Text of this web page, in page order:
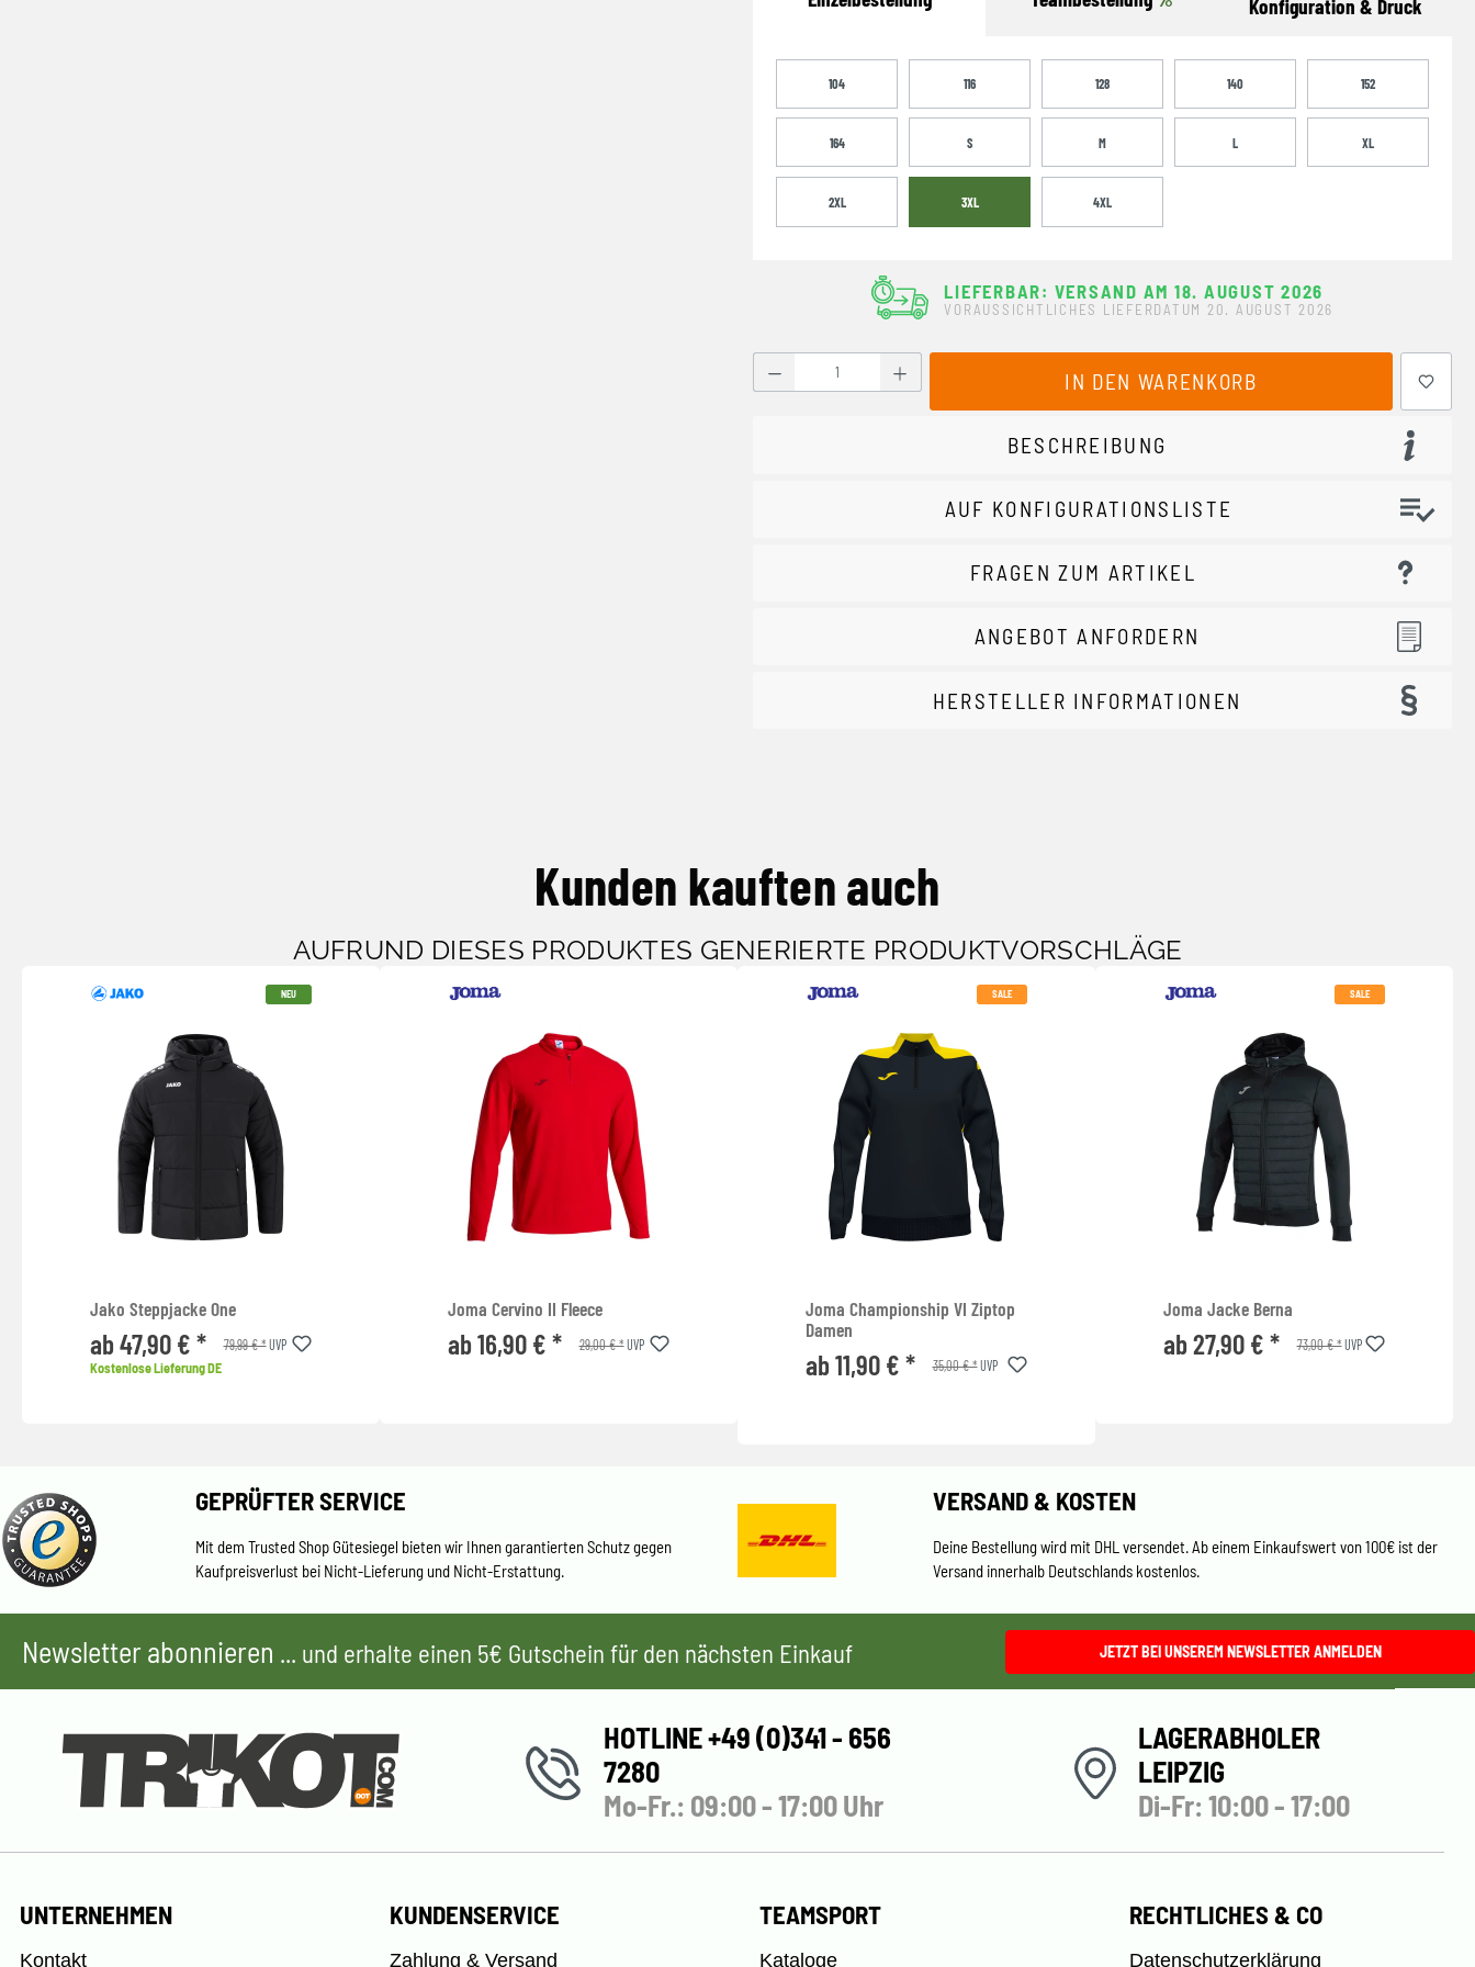
Konfiguration & Druck
104 116 128 140 152
164 S M L XL
2XL 3XL 4XL
LIEFERBAR: VERSAND AM 18. AUGUST 2026
VORAUSSICHTLICHES LIEFERDATUM 20. AUGUST 2026
Produkt Anzahl: Gib den gewünschten Wert ein oder benutze die Schaltflächen
IN DEN WARENKORB
BESCHREIBUNG
AUF KONFIGURATIONSLISTE
FRAGEN ZUM ARTIKEL
ANGEBOT ANFORDERN
HERSTELLER INFORMATIONEN
Kunden kauften auch
AUFRUND DIESES PRODUKTES GENERIERTE PRODUKTVORSCHLÄGE
NEU
Jako Steppjacke One
ab 47,90 € * 79,99 € *UVP
Kostenlose Lieferung DE
Joma Cervino II Fleece
ab 16,90 € * 29,00 € *UVP
SALE
Joma Championship VI Ziptop
Damen
ab 11,90 € * 35,00 € *UVP
SALE
Joma Jacke Berna
ab 27,90 € * 73,00 € *UVP
GEPRÜFTER SERVICE
Mit dem Trusted Shop Gütesiegel bieten wir Ihnen garantierten Schutz gegen
Kaufpreisverlust bei Nicht-Lieferung und Nicht-Erstattung.
VERSAND & KOSTEN
Deine Bestellung wird mit DHL versendet. Ab einem Einkaufswert von 100€ ist der
Versand innerhalb Deutschlands kostenlos.
Newsletter abonnieren ... und erhalte einen 5€ Gutschein für den nächsten Einkauf JETZT BEI UNSEREM NEWSLETTER ANMELDEN
HOTLINE +49 (0)341 - 656
7280
Mo-Fr.: 09:00 - 17:00 Uhr
LAGERABHOLER
LEIPZIG
Di-Fr: 10:00 - 17:00
UNTERNEHMEN
Kontakt
KUNDENSERVICE
Zahlung & Versand
TEAMSPORT
Kataloge
RECHTLICHES & CO
Datenschutzerklärung